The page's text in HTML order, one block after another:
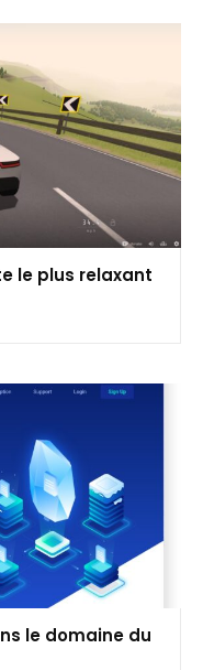
le plus relaxant
le domaine du